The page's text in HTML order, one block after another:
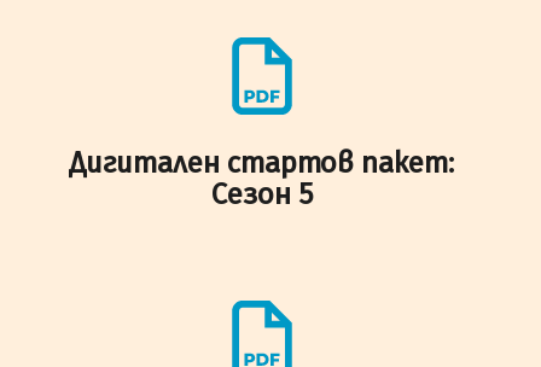
Дигитален стартов пакет:
Сезон 5